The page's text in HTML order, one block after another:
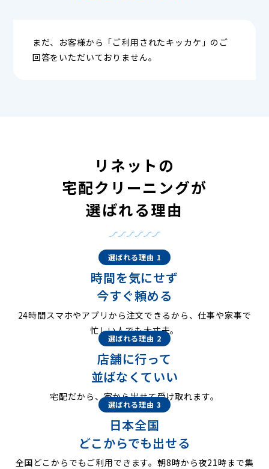
まだ、お客様から「ご利用されたキッカケ」のご
回答をいただいておりません。
リネットの
宅配クリーニングが
選ばれる理由
選ばれる理由 1
時間を気にせず
今すぐ頼める
24時間スマホやアプリから注文できるから、仕事や家事で
忙しい人でも大丈夫。
選ばれる理由 2
店舗に行って
並ばなくていい
宅配だから、家から出せて受け取れます。
選ばれる理由 3
日本全国
どこからでも出せる
全国どこからでもご利用できます。朝8時から夜21時まで集